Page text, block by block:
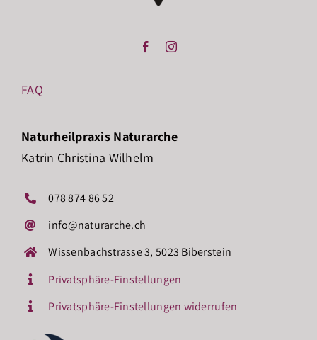
FAQ
Naturheilpraxis Naturarche
Katrin Christina Wilhelm
078 874 86 52
info@naturarche.ch
Wissenbachstrasse 3, 5023 Biberstein
Privatsphäre-Einstellungen
Privatsphäre-Einstellungen widerrufen